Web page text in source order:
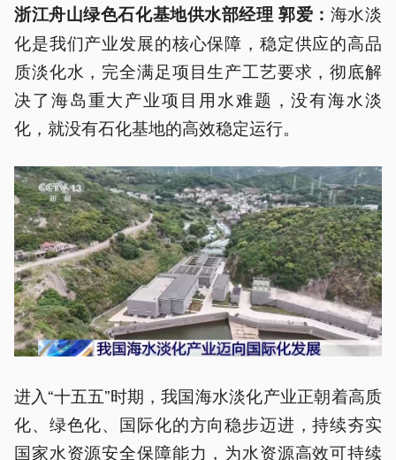
浙江舟山绿色石化基地供水部经理 郭爱： 海水淡
化是我们产业发展的核心保障，稳定供应的高品
质淡化水，完全满足项目生产工艺要求，彻底解
决了海岛重大产业项目用水难题，没有海水淡
化，就没有石化基地的高效稳定运行。
进入“十五五”时期，我国海水淡化产业正朝着高质
化、绿色化、国际化的方向稳步迈进，持续夯实
国家水资源安全保障能力，为水资源高效可持续